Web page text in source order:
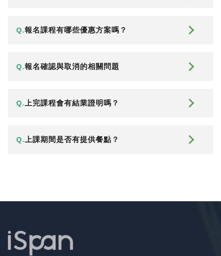
Q.報名課程有哪些優惠方案嗎？
Q.報名確認與取消的相關問題
Q. 上完課程會有結業證明嗎？
Q. 上課期間是否有提供餐點？